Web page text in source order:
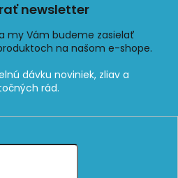
newsletter
my Vám budeme zasielať
na našom e-shope.